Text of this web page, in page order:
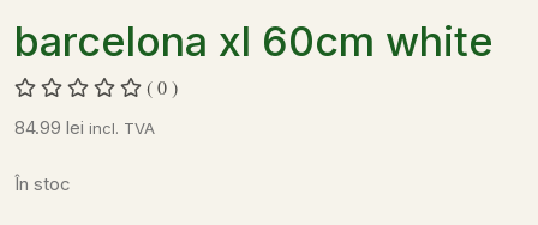
barcelona xl 60cm white
( 0 )
84.99 lei incl. TVA
În stoc